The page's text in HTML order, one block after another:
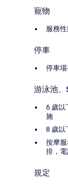
寵物
服務
停車
停車
游泳池
6 歲以
施
8 歲以
按摩
排，
規定